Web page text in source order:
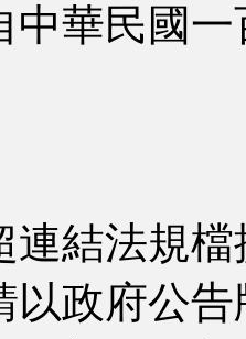
中華民國
連結法規
以政府公